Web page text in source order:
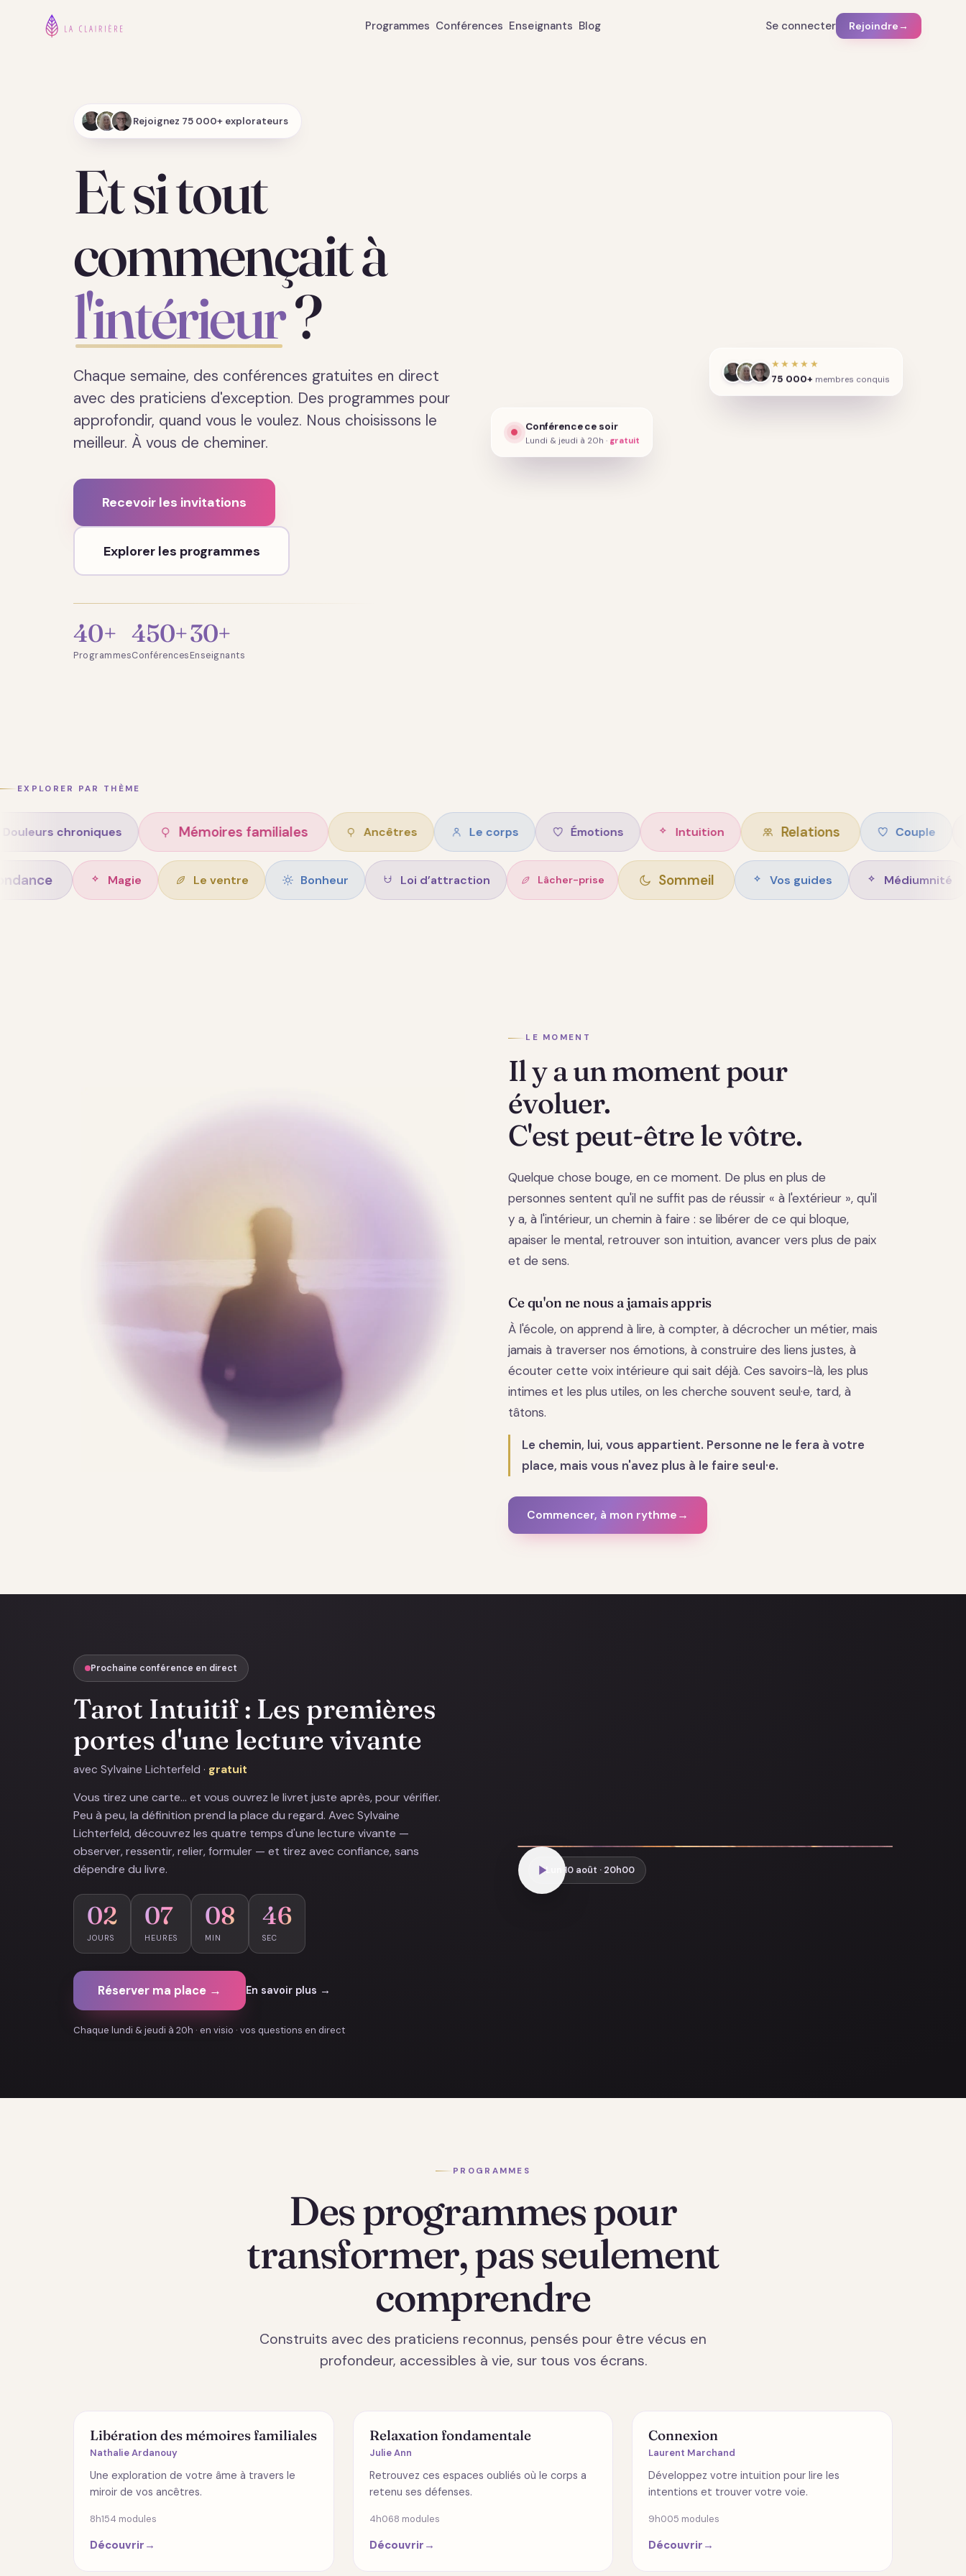
Programmes Conférences Enseignants Blog Se connecter Rejoindre →
Rejoignez 75 000+ explorateurs
Et si tout
commençait à
l'intérieur?
Chaque semaine, des conférences gratuites en direct
avec des praticiens d'exception. Des programmes pour
approfondir, quand vous le voulez. Nous choisissons le
meilleur. À vous de cheminer.
Recevoir les invitations
Explorer les programmes
40+
Programmes
450+
Conférences
30+
Enseignants
Conférence ce soir
Lundi & jeudi à 20h · gratuit
★★★★★
75 000+ membres conquis
EXPLORER PAR THÈME
chroniques Mémoires familiales Ancêtres Le corps Émotions Intuition Relations Couple
Abondance Magie Le ventre Bonheur Loi d’attraction Lâcher-prise Sommeil Vos guides
LE MOMENT
Il y a un moment pour
évoluer.
C'est peut-être le vôtre.
Quelque chose bouge, en ce moment. De plus en plus de
personnes sentent qu'il ne suffit pas de réussir « à l'extérieur », qu'il
y a, à l'intérieur, un chemin à faire : se libérer de ce qui bloque,
apaiser le mental, retrouver son intuition, avancer vers plus de paix
et de sens.
Ce qu'on ne nous a jamais appris
À l'école, on apprend à lire, à compter, à décrocher un métier, mais
jamais à traverser nos émotions, à construire des liens justes, à
écouter cette voix intérieure qui sait déjà. Ces savoirs-là, les plus
intimes et les plus utiles, on les cherche souvent seul·e, tard, à
tâtons.
Le chemin, lui, vous appartient. Personne ne le fera à votre
place, mais vous n'avez plus à le faire seul·e.
Commencer, à mon rythme →
Prochaine conférence en direct
Tarot Intuitif : Les premières
portes d'une lecture vivante
avec Sylvaine Lichterfeld · gratuit
Vous tirez une carte… et vous ouvrez le livret juste après, pour vérifier.
Peu à peu, la définition prend la place du regard. Avec Sylvaine
Lichterfeld, découvrez les quatre temps d'une lecture vivante —
observer, ressentir, relier, formuler — et tirez avec confiance, sans
dépendre du livre.
02
JOURS
07
HEURES
08
MIN
45
SEC
Réserver ma place → En savoir plus →
Chaque lundi & jeudi à 20h · en visio · vos questions en direct
Lun 10 août · 20h00
PROGRAMMES
Des programmes pour
transformer, pas seulement
comprendre
Construits avec des praticiens reconnus, pensés pour être vécus en
profondeur, accessibles à vie, sur tous vos écrans.
ÉMOTIONS
Libération des mémoires familiales
Nathalie Ardanouy
Une exploration de votre âme à travers le
miroir de vos ancêtres.
8h154 modules
Découvrir →
SPIRITUALITÉ
Relaxation fondamentale
Julie Ann
Retrouvez ces espaces oubliés où le corps a
retenu ses défenses.
4h068 modules
Découvrir →
RELATIONS
Connexion
Laurent Marchand
Développez votre intuition pour lire les
intentions et trouver votre voie.
9h005 modules
Découvrir →